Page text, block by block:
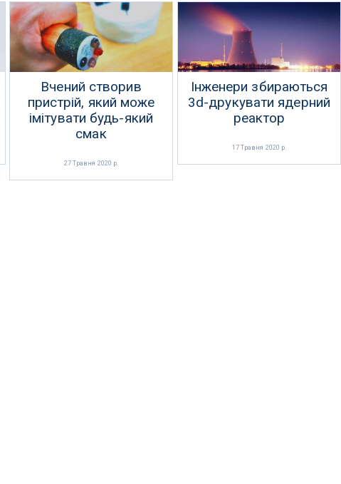
Вчений створив
пристрій, який може
імітувати будь-який
смак
27 Травня 2020 р.
Інженери збираються
3d-друкувати ядерний
реактор
17 Травня 2020 р.